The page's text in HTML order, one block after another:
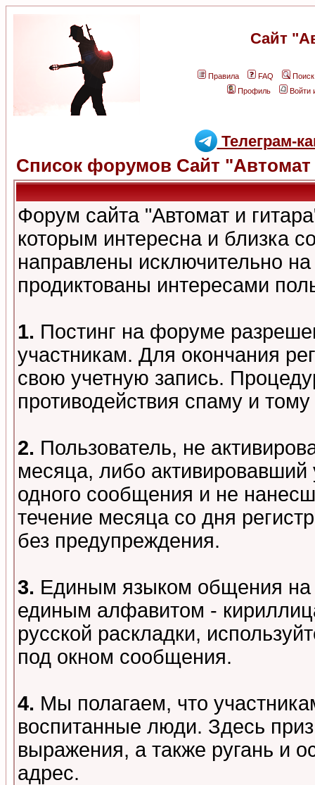
Сайт
Правила FAQ
Поиск
Профиль
Войти
Телеграм-
Список форумов Сайт "Автомат
Форум сайта "Автомат и
которым интересна и близка
направлены исключительно
продиктованы интересами
1. Постинг на форуме
участникам. Для окончания
свою учетную запись.
противодействия спаму и
2. Пользователь, не
месяца, либо
одного сообщения и не
течение месяца со дня
без предупреждения.
3. Единым языком общения на
единым алфавитом -
русской раскладки,
под окном сообщения.
4. Мы полагаем, что
воспитанные люди. Здесь
выражения, а также ругань и
адрес.